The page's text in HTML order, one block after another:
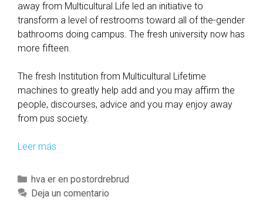
away from Multicultural Life led an initiative to
transform a level of restrooms toward all of the-gender
bathrooms doing campus. The fresh university now has
more fifteen.
The fresh Institution from Multicultural Lifetime
machines to greatly help add and you may affirm the
people, discourses, advice and you may enjoy away
from pus society.
Leer más
C
C
a
hva er en postordrebrud
Deja un comentario